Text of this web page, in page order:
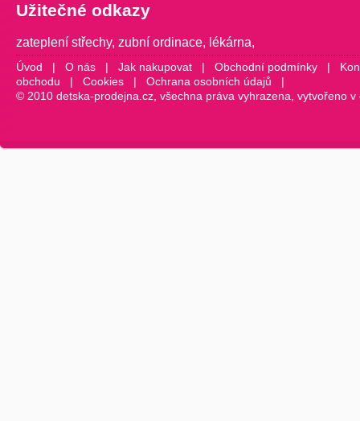
Užitečné odkazy
zateplení střechy, zubní ordinace, lékárna,
Úvod | O nás | Jak nakupovat | Obchodní podmínky |
obchodu | Cookies | Ochrana osobních údajů |
© 2010 detska-prodejna.cz, všechna práva vyhrazena, vytvořeno v